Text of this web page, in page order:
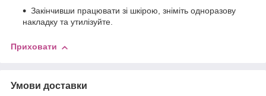
Закінчивши працювати зі шкірою, зніміть одноразову
накладку та утилізуйте.
Приховати
Умови доставки